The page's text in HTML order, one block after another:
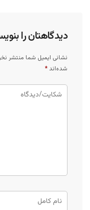
دیدگاهتان را
نشانی ایمیل شما منتشر
شده‌اند *